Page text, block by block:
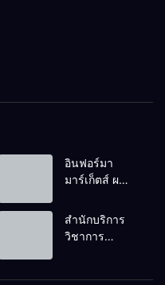
อินฟอร์มา
มาร์เก็ตส์ ผนึก
ธุรกิจท่อง
เที่ยว-บริการ
Thailand
สำนักบริการ
วิชาการ